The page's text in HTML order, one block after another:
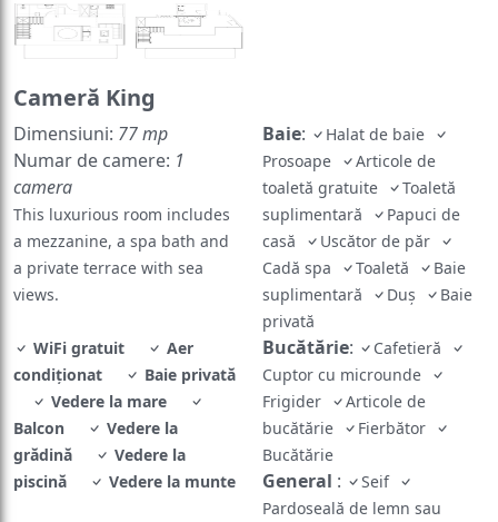
Cameră King
Dimensiuni: 77 mp
Numar de camere: 1
camera
This luxurious room includes
a mezzanine, a spa bath and
a private terrace with sea
views.
WiFi gratuit
Aer
condiționat
Baie privată
Vedere la mare
Balcon
Vedere la
grădină
Vedere la
piscină
Vedere la munte
Baie:
Halat de baie
Prosoape
Articole de
toaletă gratuite
Toaletă
suplimentară
Papuci de
casă
Uscător de păr
Cadă spa
Toaletă
Baie
suplimentară
Duș
Baie
privată
Bucătărie:
Cafetieră
Cuptor cu microunde
Frigider
Articole de
bucătărie
Fierbător
Bucătărie
General :
Seif
Pardoseală de lemn sau